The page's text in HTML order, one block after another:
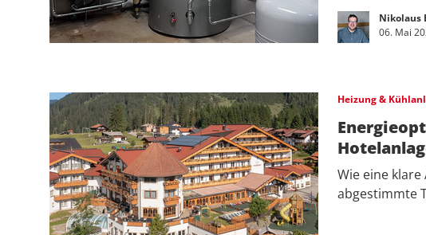
Nikolaus
06. Mai
Heizung &
Wie eine klare
abgestimmte